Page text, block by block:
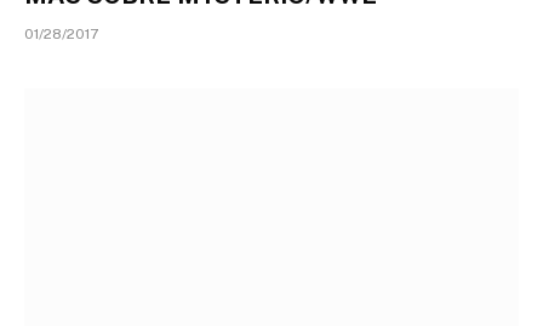
01/28/2017